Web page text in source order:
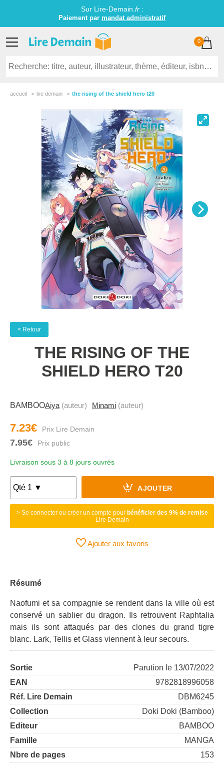
Sur Lire-Demain. fr:
Paiement par mandat administratif
0
accueil lire demain the rising of the shield hero t20
< Retour
THE RISING OF THE
SHIELD HERO T20
BAMBOOAiya (auteur) Minami (auteur)
7.23€
7.95€
Livraison sous 3 à 8 jours ouvrés
AJOUTER
> Se connecter ou créer un compte pour bénéficier des 9% de remise
Lire Demain
Ajouter aux favoris
Résumé
Naofumi et sa compagnie se rendent dans la ville où est
conservé un sablier du dragon. Ils retrouvent Raphtalia
mais ils sont attaqués par des clones du grand tigre
blanc. Lark, Tellis et Glass viennent à leur secours.
Sortie
Parution le 13/07/2022
EAN
9782818996058
Réf. Lire Demain
DBM6245
Collection
Doki Doki (Bamboo)
Editeur
BAMBOO
Famille
MANGA
Nbre de pages
153